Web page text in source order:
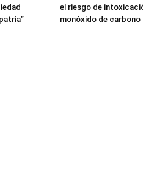
el riesgo de
monóxido de carbono